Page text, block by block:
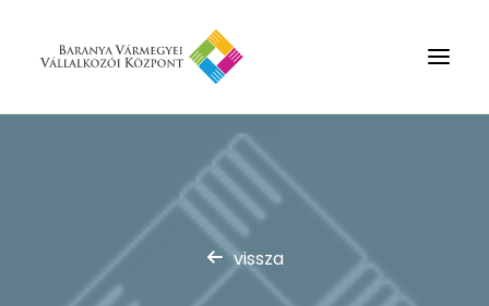
Rólunk
Szolgáltatások
Hírek
Partnerek
vissza